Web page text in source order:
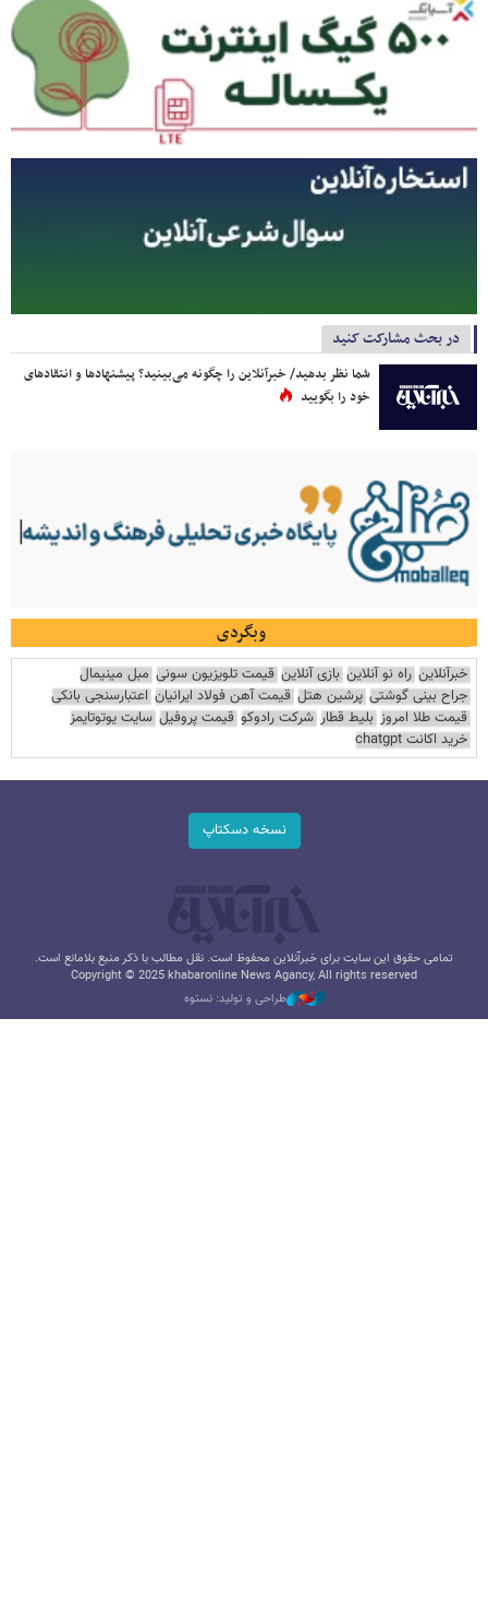
در بحث مشارکت کنید
شما نظر بدهید/ خبرآنلاین را چگونه می‌بینید؟ پیشنهادها و انتقادهای
خود را بگویید
وبگردی
خبرآنلاین راه نو آنلاین بازی آنلاین قیمت تلویزیون سونی مبل مینیمال
جراح بینی گوشتی پرشین هتل قیمت آهن فولاد ایرانیان اعتبارسنجی بانکی
قیمت طلا امروز بلیط قطار شرکت رادوکو قیمت پروفیل سایت یوتوتایمز
خرید اکانت chatgpt
نسخه دسکتاپ
تمامی حقوق این سایت برای خبرآنلاین محفوظ است. نقل مطالب با ذکر منبع بلامانع است.
Copyright © 2025 khabaronline News Agancy, All rights reserved
طراحی و تولید: نستوه